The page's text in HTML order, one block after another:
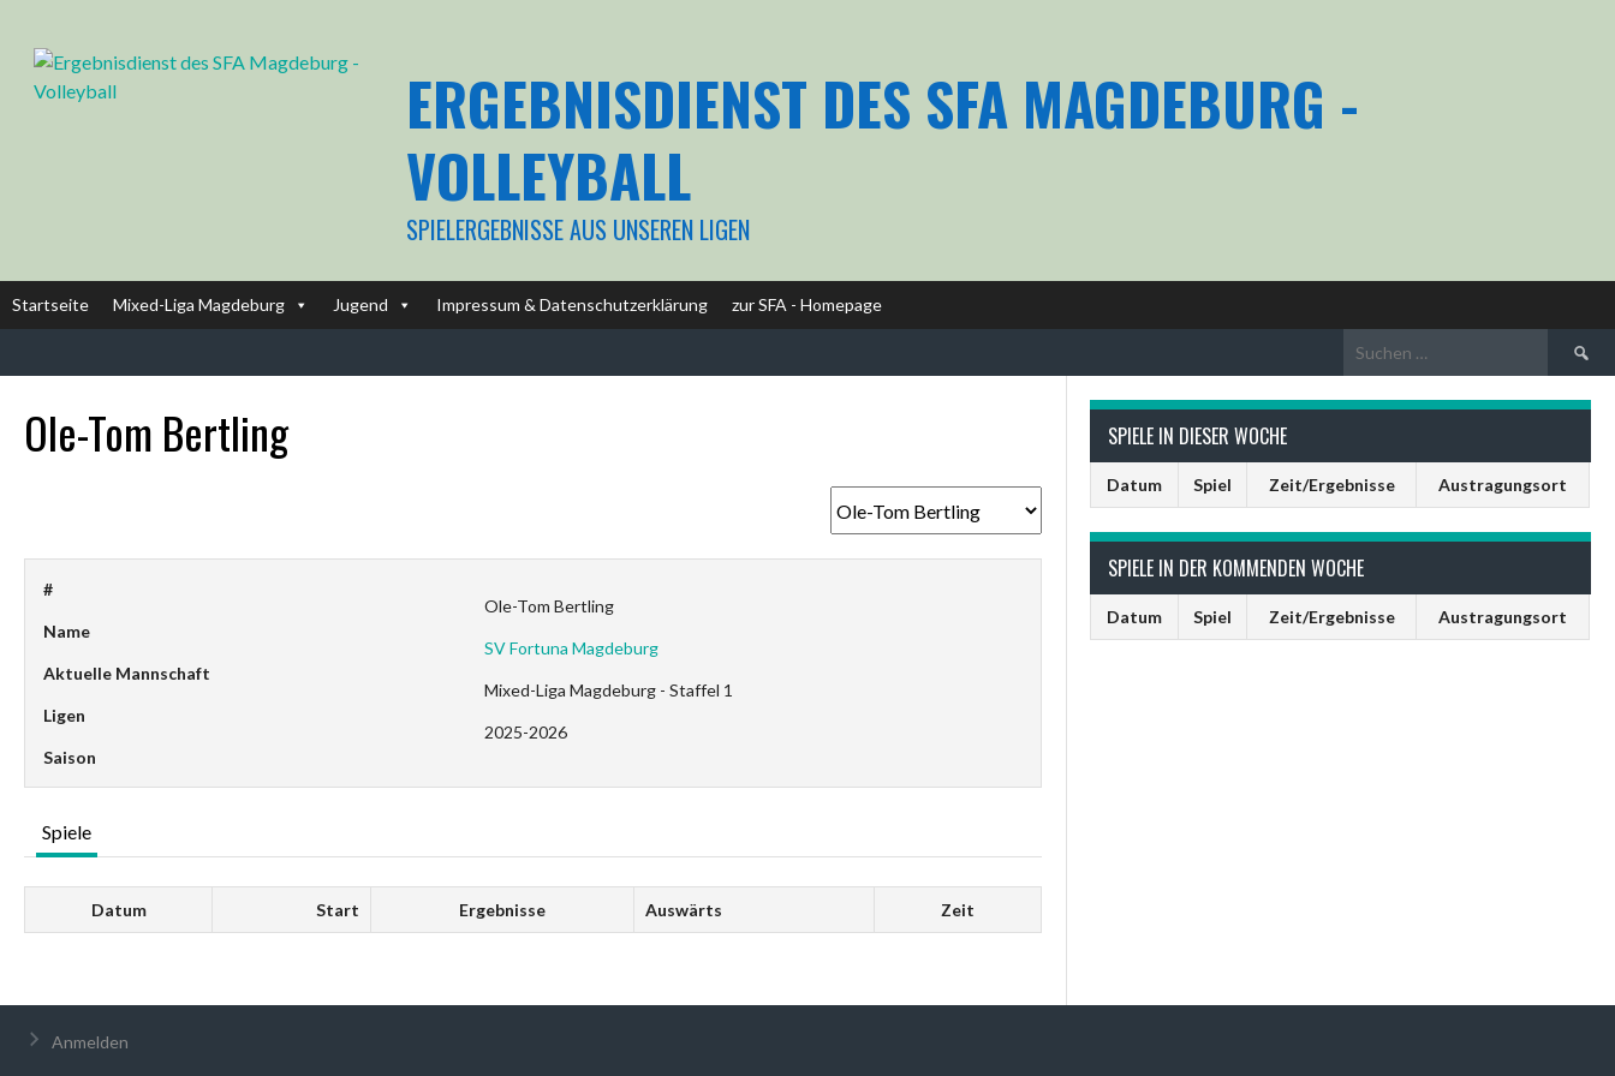
Inhalt
ERGEBNISDIENST DES SFA MAGDEBURG -
VOLLEYBALL
SPIELERGEBNISSE AUS UNSEREN LIGEN
Startseite Mixed-Liga Magdeburg Jugend Impressum & Datenschutzerklärung zur SFA - Homepage
Suchen
nach:
Ole-Tom Bertling
#
Name
Ole-Tom Bertling
Aktuelle Mannschaft
SV Fortuna Magdeburg
Ligen
Mixed-Liga Magdeburg - Staffel 1
Saison
2025-2026
Spiele
Datum Start Ergebnisse Auswärts Zeit
SPIELE IN DIESER WOCHE
Datum Spiel Zeit/Ergebnisse Austragungsort
SPIELE IN DER KOMMENDEN WOCHE
Datum Spiel Zeit/Ergebnisse Austragungsort
Anmelden